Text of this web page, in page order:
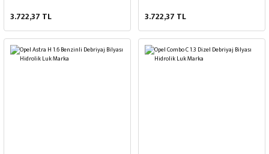
3.722,37 TL 3.722,37 TL